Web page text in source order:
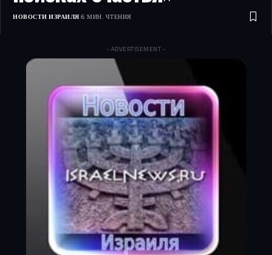
НОВОСТИ ИЗРАИЛЯ 6 МИН. ЧТЕНИЯ
- ADVERTISEMENT -